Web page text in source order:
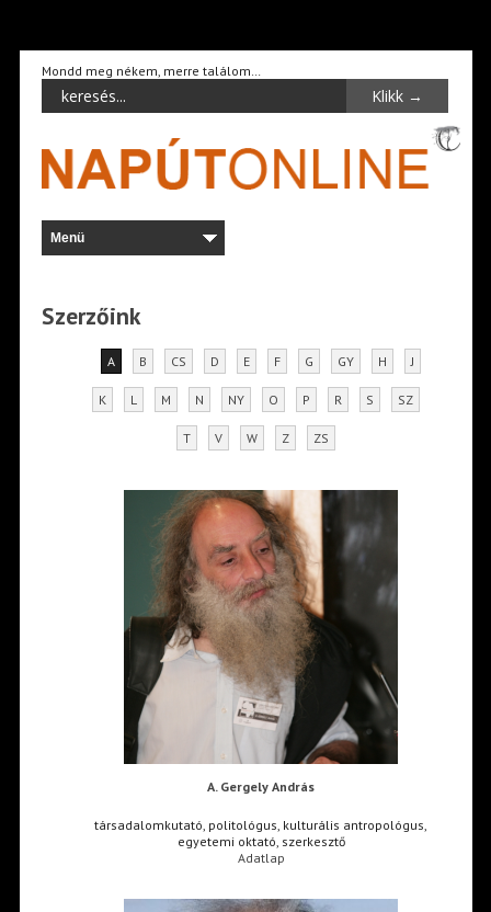
Mondd meg nékem, merre találom…
Szerzőink
A B CS D E F G GY H J
K L M N NY O P R S SZ
T V W Z ZS
A. Gergely András
társadalomkutató, politológus, kulturális antropológus,
egyetemi oktató, szerkesztő
Adatlap